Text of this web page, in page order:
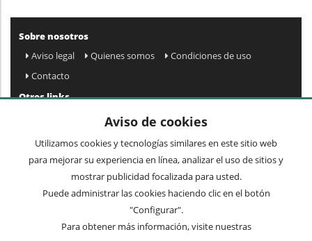
Sobre nosotros
Aviso legal
Quienes somos
Condiciones de uso
Contacto
Otros links
Preguntas frecuentes
Newsletter
Aceptoprivacidad
Aviso de cookies
Utilizamos cookies y tecnologías similares en este sitio web
para mejorar su experiencia en línea, analizar el uso de sitios y
mostrar publicidad focalizada para usted.
Puede administrar las cookies haciendo clic en el botón
"Configurar".
Para obtener más información, visite nuestras